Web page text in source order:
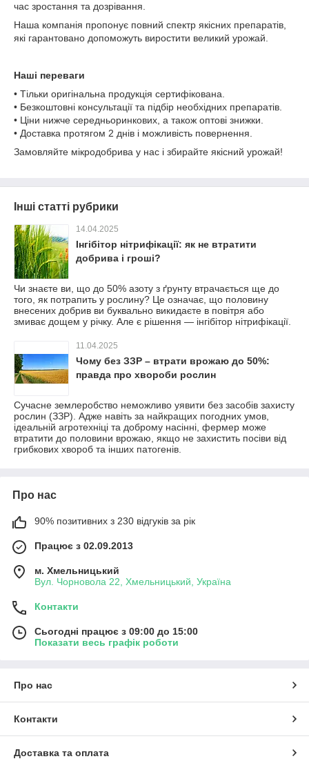
час зростання та дозрівання.
Наша компанія пропонує повний спектр якісних препаратів,
які гарантовано допоможуть виростити великий урожай.
Наші переваги
• Тільки оригінальна продукція сертифікована.
• Безкоштовні консультації та підбір необхідних препаратів.
• Ціни нижче середньоринкових, а також оптові знижки.
• Доставка протягом 2 днів і можливість повернення.
Замовляйте мікродобрива у нас і збирайте якісний урожай!
Інші статті рубрики
14.04.2025
Інгібітор нітрифікації: як не втратити
добрива і гроші?
Чи знаєте ви, що до 50% азоту з ґрунту втрачається ще до
того, як потрапить у рослину? Це означає, що половину
внесених добрив ви буквально викидаєте в повітря або
змиває дощем у річку. Але є рішення — інгібітор нітрифікації.
11.04.2025
Чому без ЗЗР – втрати врожаю до 50%:
правда про хвороби рослин
Сучасне землеробство неможливо уявити без засобів захисту
рослин (ЗЗР). Адже навіть за найкращих погодних умов,
ідеальній агротехніці та доброму насінні, фермер може
втратити до половини врожаю, якщо не захистить посіви від
грибкових хвороб та інших патогенів.
Про нас
90% позитивних з 230 відгуків за рік
Працює з 02.09.2013
м. Хмельницький
Вул. Чорновола 22, Хмельницький, Україна
Контакти
Сьогодні працює з 09:00 до 15:00
Показати весь графік роботи
Про нас
Контакти
Доставка та оплата